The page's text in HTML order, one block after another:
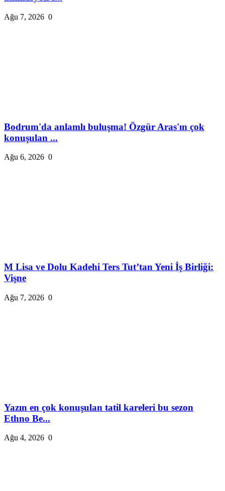
Ağu 7, 2026 0
Bodrum'da anlamlı buluşma! Özgür Aras'ın çok
konuşulan ...
Ağu 6, 2026 0
M Lisa ve Dolu Kadehi Ters Tut’tan Yeni İş Birliği:
Vişne
Ağu 7, 2026 0
Yazın en çok konuşulan tatil kareleri bu sezon
Ethno Be...
Ağu 4, 2026 0